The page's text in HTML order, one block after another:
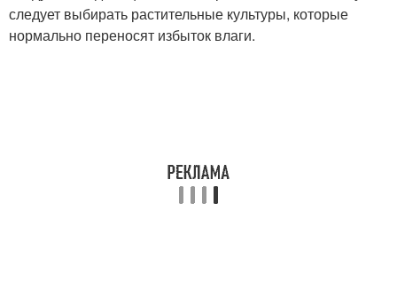
следует выбирать растительные культуры, которые
нормально переносят избыток влаги.